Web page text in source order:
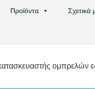
Προϊόντα Σχετικά
ομπρελών